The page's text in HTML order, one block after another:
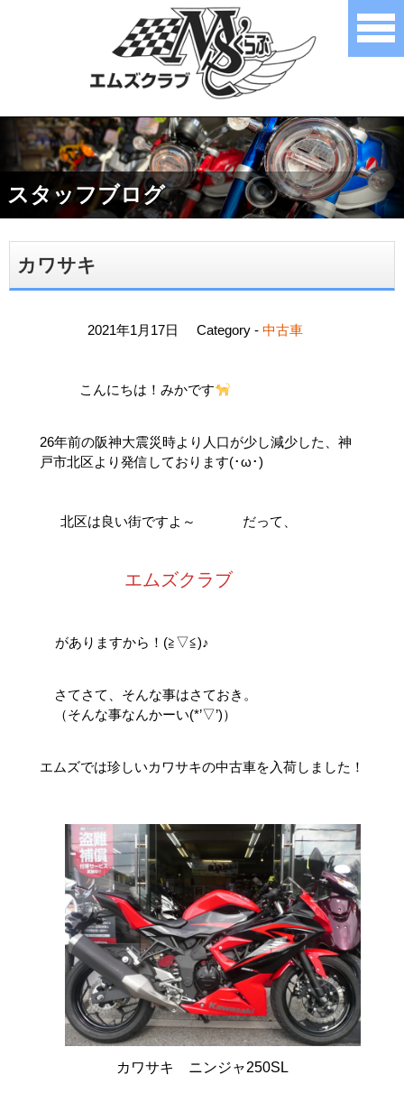
スタッフブログ
カワサキ
2021年1月17日 Category - 中古車
こんにちは！みかです
26年前の阪神大震災時より人口が少し減少した、神
戸市北区より発信しております(･ω･)
北区は良い街ですよ～ だって、
エムズクラブ
がありますから！(≧▽≦)♪
さてさて、そんな事はさておき。
（そんな事なんかーい(*’▽’)）
エムズでは珍しいカワサキの中古車を入荷しました！
カワサキ ニンジャ250SL